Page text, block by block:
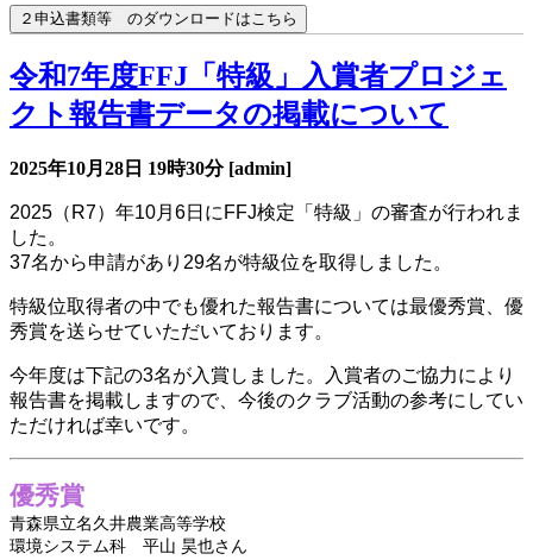
２申込書類等 のダウンロードはこちら
令和7年度FFJ「特級」入賞者プロジェ
クト報告書データの掲載について
2025年10月28日 19時30分 [admin]
2025（R7）年10月6日にFFJ検定「特級」の審査が行われま
した。
37名から申請があり29名が特級位を取得しました。
特級位取得者の中でも優れた報告書については最優秀賞、優
秀賞を送らせていただいております。
今年度は下記の3名が入賞しました。入賞者のご協力により
報告書を掲載しますので、今後のクラブ活動の参考にしてい
ただければ幸いです。
優秀賞
青森県立名久井農業高等学校
環境システム科 平山 昊也さん